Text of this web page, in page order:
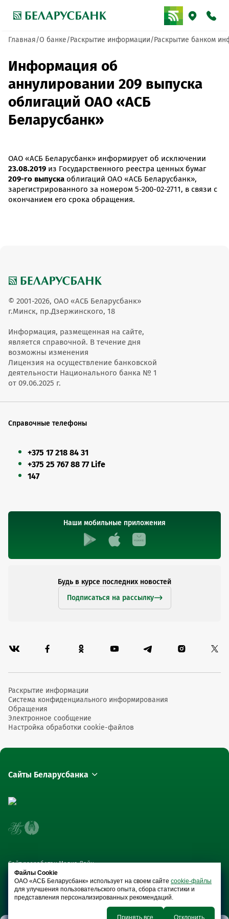
Главная О банке Раскрытие информации Раскрытие банком
Информация об
аннулировании 209 выпуска
облигаций ОАО «АСБ
Беларусбанк»
ОАО «АСБ Беларусбанк» информирует об исключении
23.08.2019 из Государственного реестра ценных бумаг
209-го выпуска облигаций ОАО «АСБ Беларусбанк»,
зарегистрированного за номером 5-200-02-2711, в связи с
окончанием его срока обращения.
© 2001-2026, ОАО «АСБ Беларусбанк»
г.Минск, пр.Дзержинского, 18
Информация, размещенная на сайте,
является справочной. В течение дня
возможны изменения
Лицензия на осуществление банковской
деятельности Национального банка № 1
от 09.06.2025 г.
Справочные телефоны
+375 17 218 84 31
+375 25 767 88 77 Life
147
Наши мобильные приложения
Будь в курсе последних новостей
Подписаться на рассылку
Раскрытие информации
Система конфиденциального информирования
Обращения
Электронное сообщение
Настройка обработки cookie-файлов
Сайты Беларусбанка
Сайт разработан Медиа Лайн
Файлы Cookie
ОАО «АСБ Беларусбанк» использует на своем сайте cookie-файлы
для улучшения пользовательского опыта, сбора статистики и
представления персонализированных рекомендаций.
Принять все Отклонить